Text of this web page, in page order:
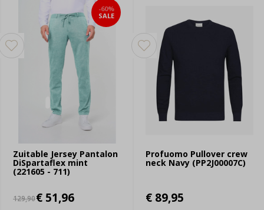
Zuitable Jersey Pantalon
DiSpartaflex mint
(221605 - 711)
-60%
SALE
129,90€ 51,96
Profuomo Pullover crew
neck Navy (PP2J00007C)
€ 89,95